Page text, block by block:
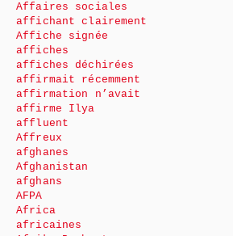
Affaires sociales
affichant clairement
Affiche signée
affiches
affiches déchirées
affirmait récemment
affirmation n’avait
affirme Ilya
affluent
Affreux
afghanes
Afghanistan
afghans
AFPA
Africa
africaines